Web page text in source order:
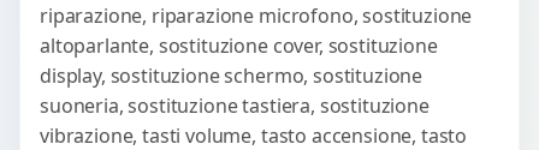
riparazione, riparazione microfono, sostituzione
altoparlante, sostituzione cover, sostituzione
display, sostituzione schermo, sostituzione
suoneria, sostituzione tastiera, sostituzione
vibrazione, tasti volume, tasto accensione, tasto